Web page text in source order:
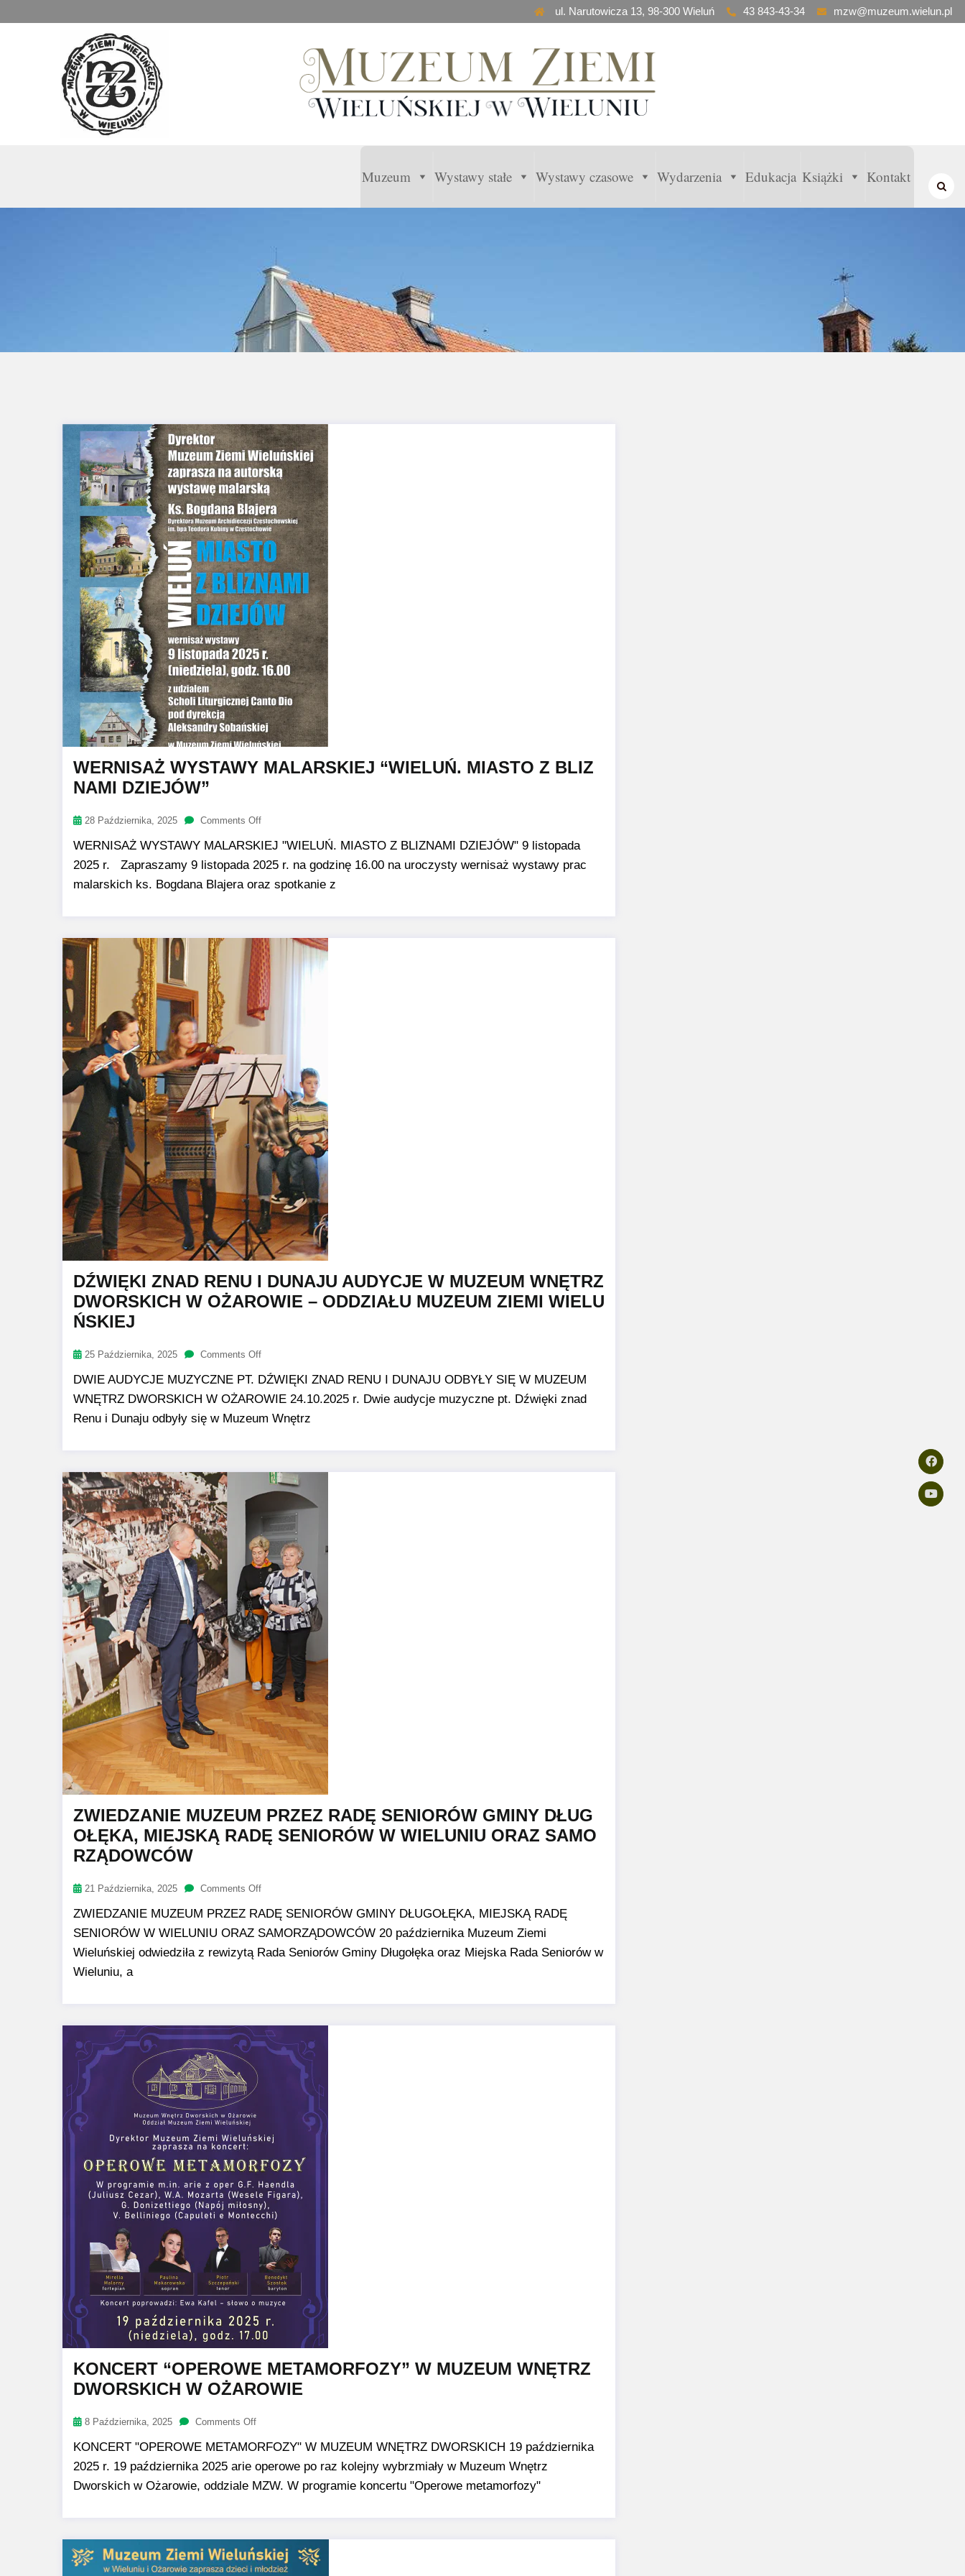
ul. Narutowicza 13, 98-300 Wieluń 43 843-43-34 mzw@muzeum.wielun.pl
Muzeum Wystawy stałe Wystawy czasowe Wydarzenia Edukacja Książki Kontakt
WERNISAŻ WYSTAWY MALARSKIEJ “WIELUŃ. MIASTO Z BLIZ
NAMI DZIEJÓW”
28 Października, 2025 Comments Off
WERNISAŻ WYSTAWY MALARSKIEJ "WIELUŃ. MIASTO Z BLIZNAMI DZIEJÓW" 9 listopada
2025 r. Zapraszamy 9 listopada 2025 r. na godzinę 16.00 na uroczysty wernisaż wystawy prac
malarskich ks. Bogdana Blajera oraz spotkanie z
DŹWIĘKI ZNAD RENU I DUNAJU AUDYCJE W MUZEUM WNĘTRZ
DWORSKICH W OŻAROWIE – ODDZIAŁU MUZEUM ZIEMI WIELU
ŃSKIEJ
25 Października, 2025 Comments Off
DWIE AUDYCJE MUZYCZNE PT. DŹWIĘKI ZNAD RENU I DUNAJU ODBYŁY SIĘ W MUZEUM
WNĘTRZ DWORSKICH W OŻAROWIE 24.10.2025 r. Dwie audycje muzyczne pt. Dźwięki znad
Renu i Dunaju odbyły się w Muzeum Wnętrz
ZWIEDZANIE MUZEUM PRZEZ RADĘ SENIORÓW GMINY DŁUG
OŁĘKA, MIEJSKĄ RADĘ SENIORÓW W WIELUNIU ORAZ SAMO
RZĄDOWCÓW
21 Października, 2025 Comments Off
ZWIEDZANIE MUZEUM PRZEZ RADĘ SENIORÓW GMINY DŁUGOŁĘKA, MIEJSKĄ RADĘ
SENIORÓW W WIELUNIU ORAZ SAMORZĄDOWCÓW 20 października Muzeum Ziemi
Wieluńskiej odwiedziła z rewizytą Rada Seniorów Gminy Długołęka oraz Miejska Rada Seniorów w
Wieluniu, a
KONCERT “OPEROWE METAMORFOZY” W MUZEUM WNĘTRZ
DWORSKICH W OŻAROWIE
8 Października, 2025 Comments Off
KONCERT "OPEROWE METAMORFOZY" W MUZEUM WNĘTRZ DWORSKICH 19 października
2025 r. 19 października 2025 arie operowe po raz kolejny wybrzmiały w Muzeum Wnętrz
Dworskich w Ożarowie, oddziale MZW. W programie koncertu "Operowe metamorfozy"